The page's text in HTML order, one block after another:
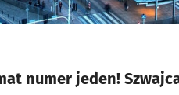
numer jeden!